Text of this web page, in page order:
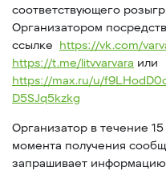
соответствующего
Организатором
ссылке https://vk.com/
https://t.me/litvvarvara или
https://max.ru/u/
D5SJq5kzkg
Организатор в течение
момента получения
запрашивает